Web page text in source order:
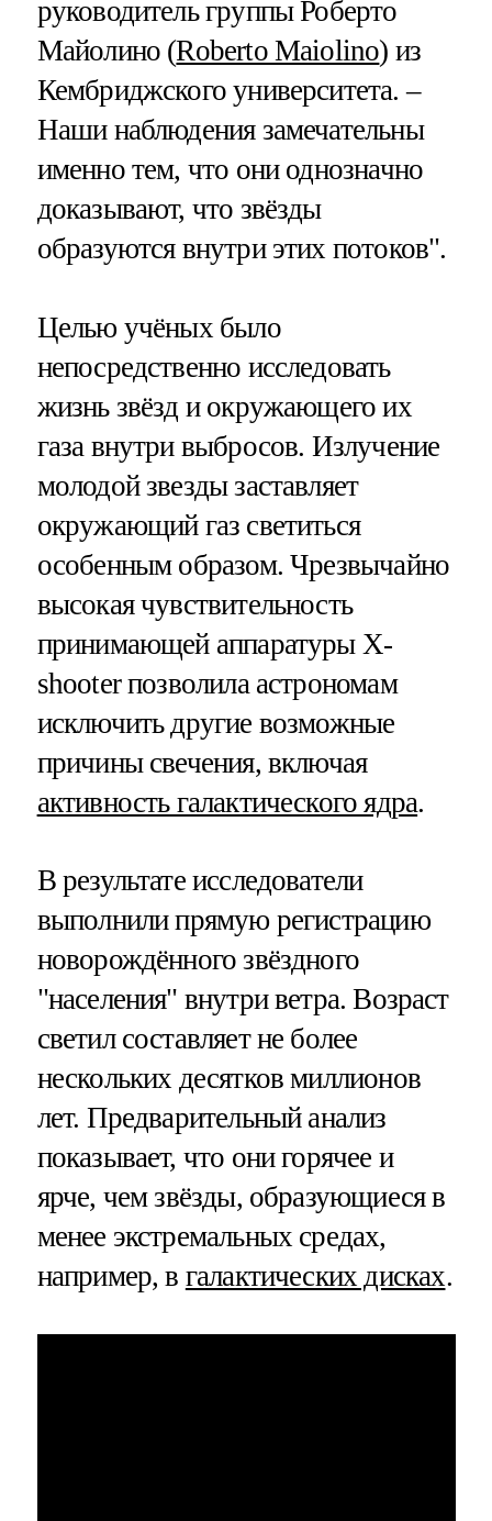
руководитель группы Роберто
Майолино (Roberto Maiolino) из
Кембриджского университета. –
Наши наблюдения замечательны
именно тем, что они однозначно
доказывают, что звёзды
образуются внутри этих потоков".
Целью учёных было
непосредственно исследовать
жизнь звёзд и окружающего их
газа внутри выбросов. Излучение
молодой звезды заставляет
окружающий газ светиться
особенным образом. Чрезвычайно
высокая чувствительность
принимающей аппаратуры X-
shooter позволила астрономам
исключить другие возможные
причины свечения, включая
активность галактического ядра.
В результате исследователи
выполнили прямую регистрацию
новорождённого звёздного
"населения" внутри ветра. Возраст
светил составляет не более
нескольких десятков миллионов
лет. Предварительный анализ
показывает, что они горячее и
ярче, чем звёзды, образующиеся в
менее экстремальных средах,
например, в галактических дисках.